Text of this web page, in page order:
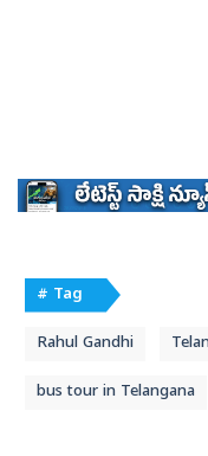
# Tag
Rahul Gandhi
bus tour in Telangana